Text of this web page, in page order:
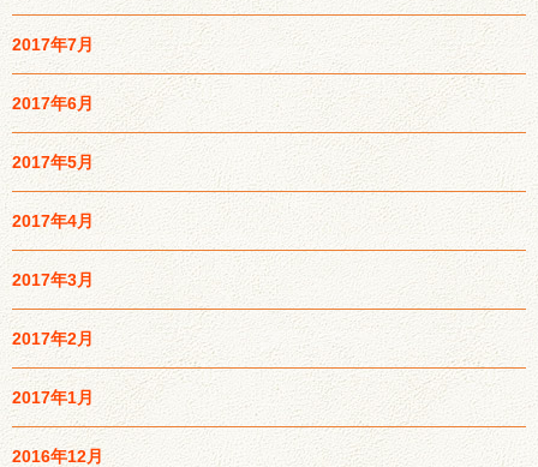
2017年7月
2017年6月
2017年5月
2017年4月
2017年3月
2017年2月
2017年1月
2016年12月